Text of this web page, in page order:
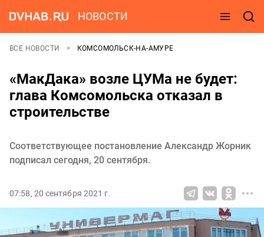
НОВОСТИ
ВСЕ НОВОСТИ КОМСОМОЛЬСК-НА-АМУРЕ
«МакДака» возле ЦУМа не будет:
глава Комсомольска отказал в
строительстве
Соответствующее постановление Александр Жорник
подписал сегодня, 20 сентября.
07:58, 20 сентября 2021 г.